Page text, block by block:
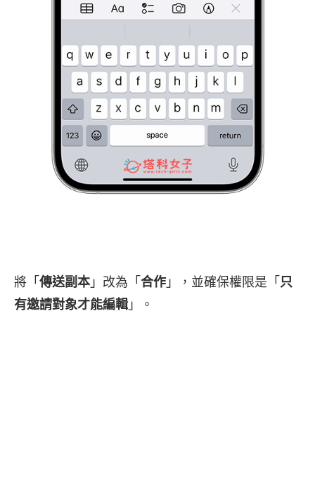
將「 傳送副本 」改為「 合作 」，並確保權限是「 只
有邀請對象才能編輯 」。